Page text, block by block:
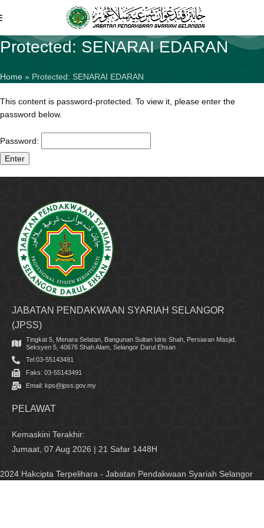
Protected: SENARAI EDARAN
Home » Protected: SENARAI EDARAN
This content is password-protected. To view it, please enter the
password below.
Password:
JABATAN PENDAKWAAN SYARIAH SELANGOR
(JPSS)
Tingkat 5, Menara Selatan, Bangunan Sultan Idris Shah, Persiaran Masjid,
Seksyen 5, 40676 Shah Alam, Selangor Darul Ehsan
Tel:03-55143491
Faks: 03-55143491
Email: kps@jpss.gov.my
PELAWAT
Kemaskini Terakhir:
Jumaat, 07 Aug 2026 | 21 Safar 1448H
2024 Hakcipta Terpelihara - Jabatan Pendakwaan Syariah Selangor